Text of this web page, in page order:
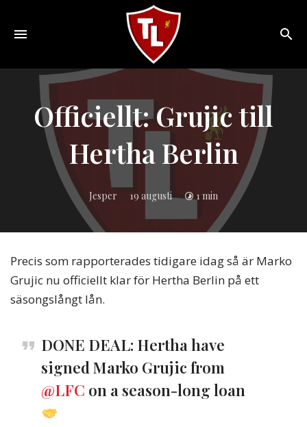
Sveriges
Liverpool
online
magazine!
Officiellt: Grujic till
Hertha Berlin
Jesper 19 augusti 1 min
Precis som rapporterades tidigare idag så är Marko
Grujic nu officiellt klar för Hertha Berlin på ett
säsongslångt lån.
DONE DEAL: Hertha have
signed Marko Grujic from
@LFC on a season-long loan